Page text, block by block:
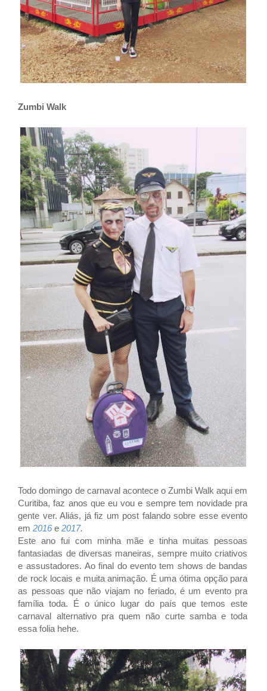
Zumbi Walk
Todo domingo de carnaval acontece o Zumbi Walk aqui em
Curitiba, faz anos que eu vou e sempre tem novidade pra
gente ver. Aliás, já fiz um post falando sobre esse evento
em2016 e2017.
Este ano fui com minha mãe e tinha muitas pessoas
fantasiadas de diversas maneiras, sempre muito criativos
e assustadores. Ao final do evento tem shows de bandas
de rock locais e muita animação. É uma ótima opção para
as pessoas que não viajam no feriado, é um evento pra
família toda. É o único lugar do país que temos este
carnaval alternativo pra quem não curte samba e toda
essa folia hehe.